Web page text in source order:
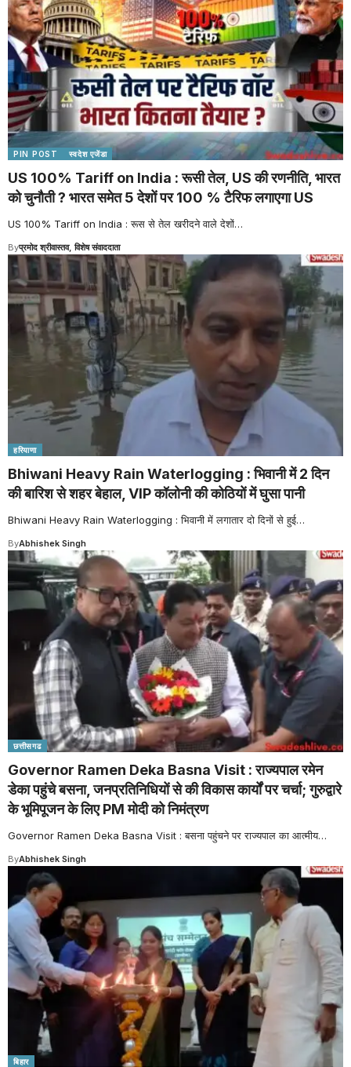
PIN POST स्वदेश एजेंडा
US 100% Tariff on India : रूसी तेल, US की रणनीति, भारत
को चुनौती ? भारत समेत 5 देशों पर 100 % टैरिफ लगाएगा US
US 100% Tariff on India : रूस से तेल खरीदने वाले देशों…
Byप्रमोद श्रीवास्तव, विशेष संवाददाता
हरियाणा
Bhiwani Heavy Rain Waterlogging : भिवानी में 2 दिन
की बारिश से शहर बेहाल, VIP कॉलोनी की कोठियों में घुसा पानी
Bhiwani Heavy Rain Waterlogging : भिवानी में लगातार दो दिनों से हुई…
ByAbhishek Singh
छत्तीसगढ
Governor Ramen Deka Basna Visit : राज्यपाल रमेन
डेका पहुंचे बसना, जनप्रतिनिधियों से की विकास कार्यों पर चर्चा; गुरुद्वारे
के भूमिपूजन के लिए PM मोदी को निमंत्रण
Governor Ramen Deka Basna Visit : बसना पहुंचने पर राज्यपाल का आत्मीय…
ByAbhishek Singh
बिहार